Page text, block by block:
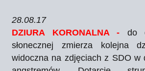
28.08.17
DZIURA KORONALNA - do
słonecznej zmierza kolejna
widoczna na zdjęciach z SDO w